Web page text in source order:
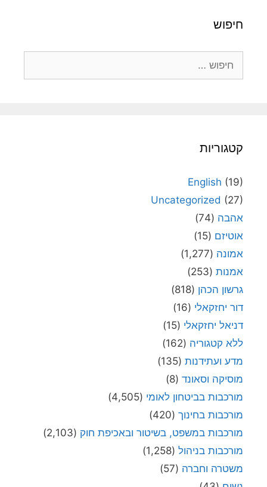
חיפוש
קטגוריות
English (19)
Uncategorized (27)
אהבה (74)
אוטיזם (15)
אמונה (1,277)
אמנות (253)
גרשון הכהן (818)
דור יחזקאלי (16)
דניאל יחזקאלי (15)
ללא קטגוריה (162)
מדע ועתידנות (135)
מוסיקה וסאונד (8)
מורכבות בביטחון לאומי (4,505)
מורכבות בחינוך (420)
מורכבות במשפט, בשיטור ובאכיפת חוק (2,103)
מורכבות בניהול (1,258)
משטרה וחברה (57)